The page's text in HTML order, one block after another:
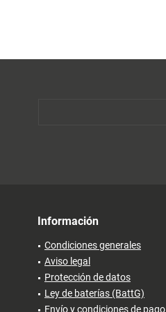
Información
Condiciones generales
Aviso legal
Protección de datos
Ley de baterías (BattG)
Envío y condiciones de pago